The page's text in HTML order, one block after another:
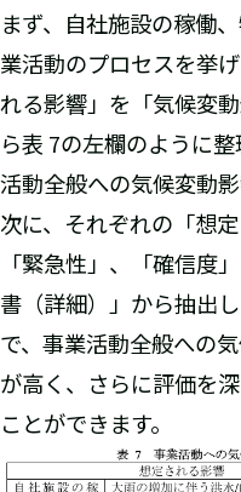
まず、自社施設の稼働
業活動のプロセスを挙
れる影響」を「気候変
ら表 7の左欄のように
活動全般への気候変動
次に、それぞれの「想
「緊急性」、「確信度
書（詳細）」から抽出
で、事業活動全般への
が高く、さらに評価を
ことができます。